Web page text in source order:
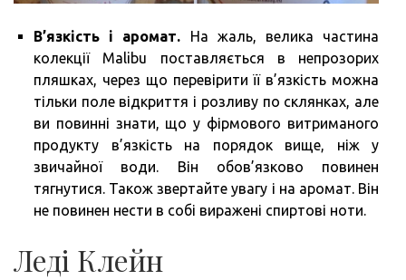
В’язкість і аромат. На жаль, велика частина
колекції Malibu поставляється в непрозорих
пляшках, через що перевірити її в’язкість можна
тільки поле відкриття і розливу по склянках, але
ви повинні знати, що у фірмового витриманого
продукту в’язкість на порядок вище, ніж у
звичайної води. Він обов’язково повинен
тягнутися. Також звертайте увагу і на аромат. Він
не повинен нести в собі виражені спиртові ноти.
Леді Клейн